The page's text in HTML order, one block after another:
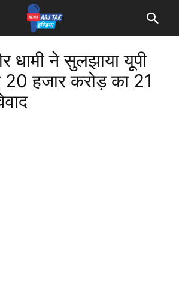
धामी ने सुलझाया यूपी
20 हजार करोड़ का 21